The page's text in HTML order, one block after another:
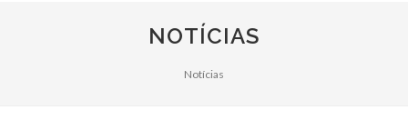
NOTÍCIAS
Notícias